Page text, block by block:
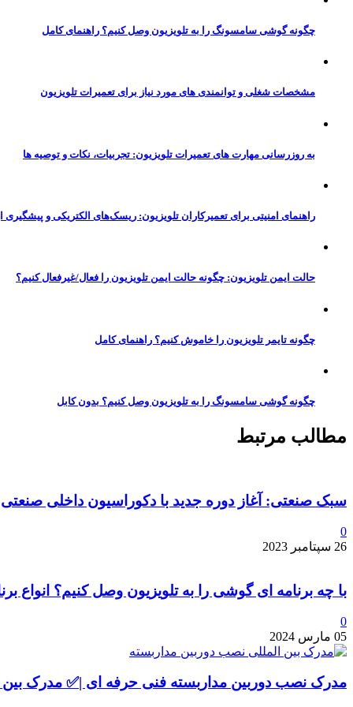
چگونه گوشی سامسونگ را به تلویزیون وصل کنیم؟ راهنمای کامل
مشخصات شغلی و توانمندی‌ های مورد نیاز برای تعمیرات تلویزیون
به‌ روزرسانی مهارت‌ های تعمیرات تلویزیون: تجربیات، نکات و توصیه‌ ها
راهنمای امنیتی برای تعمیرکاران تلویزیون: ریسک‌های الکتریکی و پیشگیری
حالت ایمن تلویزیون: چگونه حالت ایمن تلویزیون را فعال/غیرفعال کنیم؟
چگونه تایمر تلویزیون را خاموش کنیم؟ راهنمای کامل
چگونه گوشی سامسونگ را به تلویزیون وصل کنیم؟ بدون کابل
مطالب مرتبط
سبک صنعتی: آغاز دوره جدید با دکوراسیون داخلی صنعتی
0
26 سپتامبر 2023
با چه برنامه ای گوشی را به تلویزیون وصل کنیم؟ انواع
0
05 مارس 2024
مدرک نصب دوربین مداربسته فنی حرفه ای |✅ مدرک بین